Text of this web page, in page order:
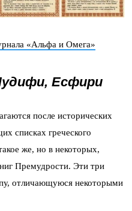
«Альфа и Омега»
Есфири
после исторических
списках греческого
же, но в некоторых,
Премудрости. Эти три
отличающуюся некоторыми